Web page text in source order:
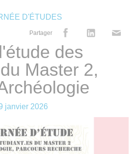
D'ÉTUDES
Partager
des
Master 2,
janvier 2026